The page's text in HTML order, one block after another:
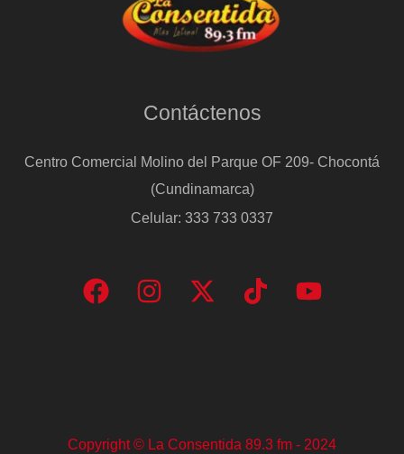
Contáctenos
Centro Comercial Molino del Parque OF 209- Chocontá
(Cundinamarca)
Celular: 333 733 0337
Copyright © La Consentida 89.3 fm - 2024